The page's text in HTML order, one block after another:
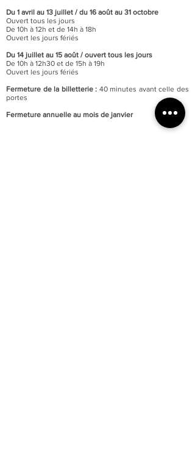
Du 1 avril au 13 juillet / du 16 août au 31 octobre
Ouvert tous les jours
De 10h à 12h et de 14h à 18h
Ouvert les jours fériés
Du 14 juillet au 15 août / ouvert tous les jours
De 10h à 12h30 et de 15h à 19h
Ouvert les jours fériés
Fermeture de la billetterie : 40 minutes avant celle des
portes
Fermeture annuelle au mois de janvier